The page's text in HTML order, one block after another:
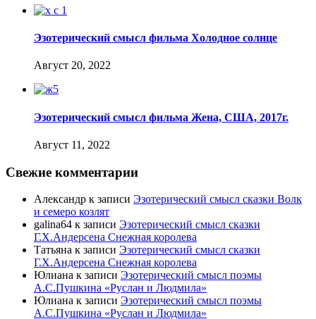
Эзотерический смысл фильма Холодное солнце
Август 20, 2022
Эзотерический смысл фильма Жена, США, 2017г.
Август 11, 2022
Свежие комментарии
Александр к записи Эзотерический смысл сказки Волк
и семеро козлят
galina64 к записи Эзотерический смысл сказки
Г.Х.Андерсена Снежная королева
Татьяна к записи Эзотерический смысл сказки
Г.Х.Андерсена Снежная королева
Юлиана к записи Эзотерический смысл поэмы
А.С.Пушкина «Руслан и Людмила»
Юлиана к записи Эзотерический смысл поэмы
А.С.Пушкина «Руслан и Людмила»